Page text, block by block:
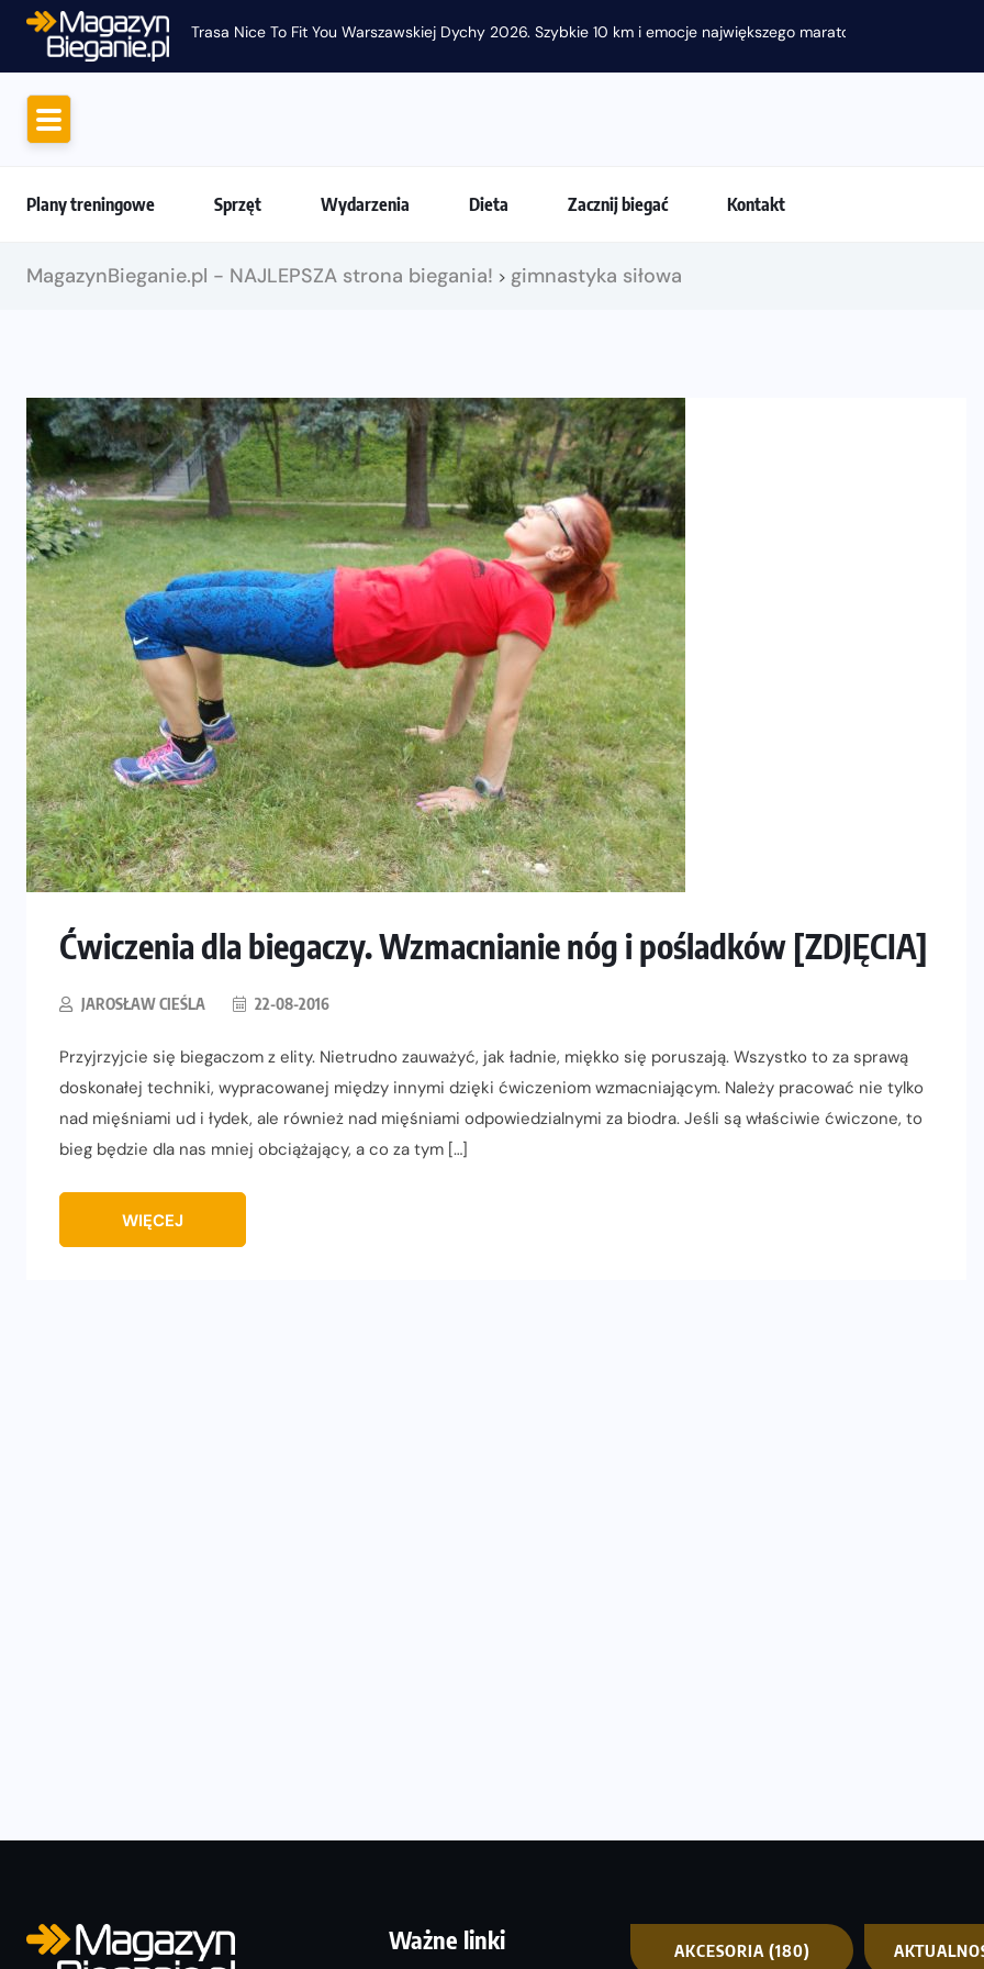
Trasa Nice To Fit You Warszawskiej Dychy 2026. Szybkie 10 km i emocje największego maratonu w...
Plany treningowe Sprzęt Wydarzenia Dieta Zacznij biegać Kontakt
MagazynBieganie.pl - NAJLEPSZA strona biegania! > gimnastyka siłowa
Ćwiczenia dla biegaczy. Wzmacnianie nóg i pośladków [ZDJĘCIA]
JAROSŁAW CIEŚLA 22-08-2016
Przyjrzyjcie się biegaczom z elity. Nietrudno zauważyć, jak ładnie, miękko się poruszają. Wszystko to za sprawą
doskonałej techniki, wypracowanej między innymi dzięki ćwiczeniom wzmacniającym. Należy pracować nie tylko
nad mięśniami ud i łydek, ale również nad mięśniami odpowiedzialnymi za biodra. Jeśli są właściwie ćwiczone, to
bieg będzie dla nas mniej obciążający, a co za tym […]
WIĘCEJ
Ważne linki AKCESORIA (180)